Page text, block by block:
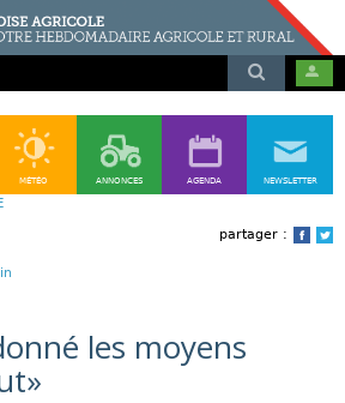
MÉTÉO ANNONCES AGENDA NEWSLETTER
partager :
les moyens